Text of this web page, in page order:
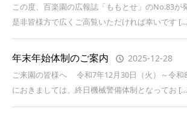
この度、百楽園の広報誌「ももとせ」のNo.83が
是非皆様方で広くご高覧いただければ幸いです
年末年始体制のご案内 2025-12-28
ご来園の皆様へ 令和7年12月30日（火）～令和8
におきましては、終日機械警備体制となってお